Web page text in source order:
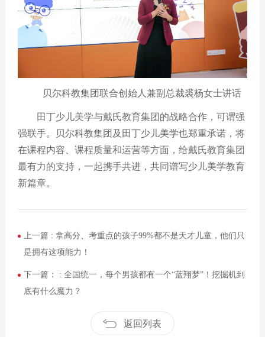
贝尔科教集团联合创始人兼副总裁裘杨女士讲话
田丁少儿美学与戴氏教育集团的战略合作，可谓强
强联手。贝尔科教集团及田丁少儿美学也郑重承诺，将
在课程内容、课程质量和运营等方面，给戴氏教育集团
最有力的支持，一起携手共进，共同谱写少儿美学教育
新篇章。
上一篇 :拿高分、考重点的孩子99%都不是天才儿童，他们只
是拥有这项能力！
下一篇： :全国统一，每个男孩都有一个“蓝翔梦”！挖掘机到
底有什么魔力？
返回列表